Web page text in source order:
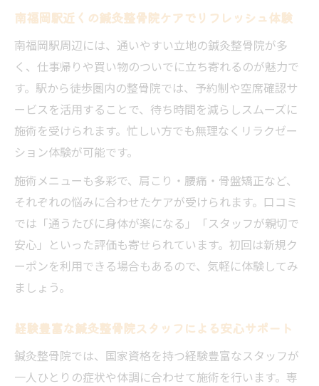
南福岡駅近くの鍼灸整骨院ケアでリフレッシュ体験
南福岡駅周辺には、通いやすい立地の鍼灸整骨院が多
く、仕事帰りや買い物のついでに立ち寄れるのが魅力で
す。駅から徒歩圏内の整骨院では、予約制や空席確認サ
ービスを活用することで、待ち時間を減らしスムーズに
施術を受けられます。忙しい方でも無理なくリラクゼー
ション体験が可能です。
施術メニューも多彩で、肩こり・腰痛・骨盤矯正など、
それぞれの悩みに合わせたケアが受けられます。口コミ
では「通うたびに身体が楽になる」「スタッフが親切で
安心」といった評価も寄せられています。初回は新規ク
ーポンを利用できる場合もあるので、気軽に体験してみ
ましょう。
経験豊富な鍼灸整骨院スタッフによる安心サポート
鍼灸整骨院では、国家資格を持つ経験豊富なスタッフが
一人ひとりの症状や体調に合わせて施術を行います。専